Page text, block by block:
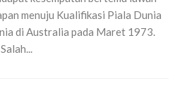
menuju Kualifikasi Piala Dunia
di Australia pada Maret 1973.
Salah...